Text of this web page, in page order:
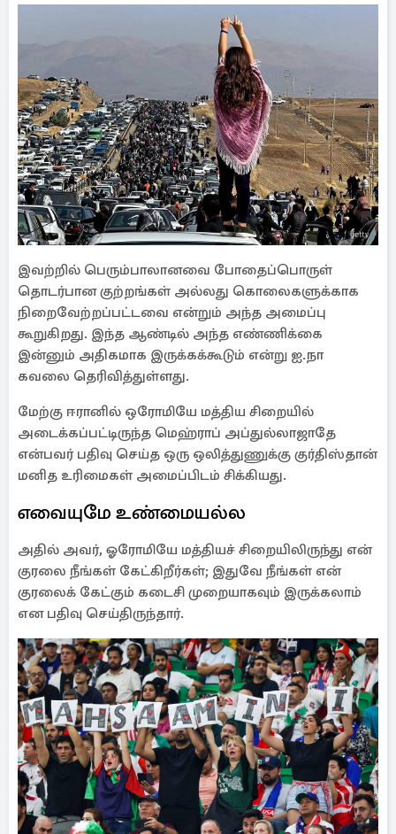
இவற்றில் பெரும்பாலானவை போதைப்பொருள்
தொடர்பான குற்றங்கள் அல்லது கொலைகளுக்காக
நிறைவேற்றப்பட்டவை என்றும் அந்த அமைப்பு
கூறுகிறது. இந்த ஆண்டில் அந்த எண்ணிக்கை
இன்னும் அதிகமாக இருக்கக்கூடும் என்று ஐ.நா
கவலை தெரிவித்துள்ளது.
மேற்கு ஈரானில் ஒரோமியே மத்திய சிறையில்
அடைக்கப்பட்டிருந்த மெஹ்ராப் அப்துல்லாஜாதே
என்பவர் பதிவு செய்த ஒரு ஒலித்துணுக்கு குர்திஸ்தான்
மனித உரிமைகள் அமைப்பிடம் சிக்கியது.
எவையுமே உண்மையல்ல
அதில் அவர், ஓரோமியே மத்தியச் சிறையிலிருந்து என்
குரலை நீங்கள் கேட்கிறீர்கள்; இதுவே நீங்கள் என்
குரலைக் கேட்கும் கடைசி முறையாகவும் இருக்கலாம்
என பதிவு செய்திருந்தார்.